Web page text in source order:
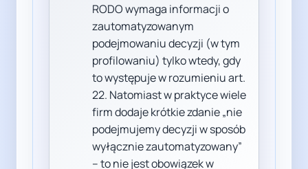
RODO wymaga informacji o
zautomatyzowanym
podejmowaniu decyzji (w tym
profilowaniu) tylko wtedy, gdy
to występuje w rozumieniu art.
22. Natomiast w praktyce wiele
firm dodaje krótkie zdanie „nie
podejmujemy decyzji w sposób
wyłącznie zautomatyzowany”
– to nie jest obowiązek w